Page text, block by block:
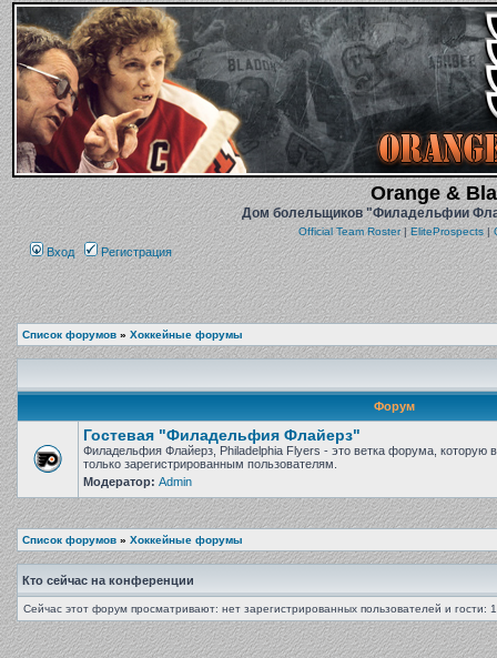
Orange &
Дом болельщиков "Филадельфии
Official Team Roster|EliteProspects |
Вход Регистрация
Список форумов » Хоккейные форумы
Форум
Гостевая "Филадельфия Флайерз"
Филадельфия Флайерз, Philadelphia Flyers - это ветка форума, которую
только зарегистрированным пользователям.
Модератор: Admin
Список форумов » Хоккейные форумы
Кто сейчас на конференции
Сейчас этот форум просматривают: нет зарегистрированных пользователей и гости: 1